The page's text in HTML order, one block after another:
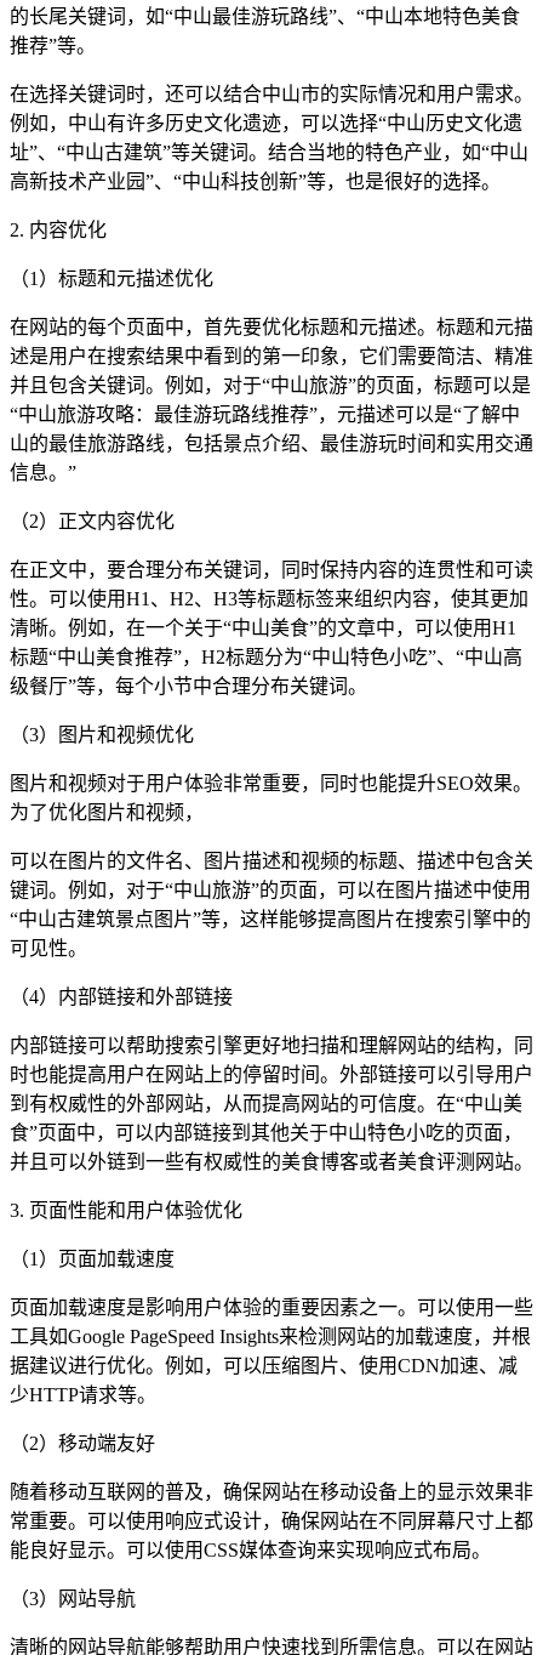
的长尾关键词，如“中山最佳游玩路线”、“中山本地特色美食
推荐”等。
在选择关键词时，还可以结合中山市的实际情况和用户需求。
例如，中山有许多历史文化遗迹，可以选择“中山历史文化遗
址”、“中山古建筑”等关键词。结合当地的特色产业，如“中山
高新技术产业园”、“中山科技创新”等，也是很好的选择。
2. 内容优化
（1）标题和元描述优化
在网站的每个页面中，首先要优化标题和元描述。标题和元描
述是用户在搜索结果中看到的第一印象，它们需要简洁、精准
并且包含关键词。例如，对于“中山旅游”的页面，标题可以是
“中山旅游攻略：最佳游玩路线推荐”，元描述可以是“了解中
山的最佳旅游路线，包括景点介绍、最佳游玩时间和实用交通
信息。”
（2）正文内容优化
在正文中，要合理分布关键词，同时保持内容的连贯性和可读
性。可以使用H1、H2、H3等标题标签来组织内容，使其更加
清晰。例如，在一个关于“中山美食”的文章中，可以使用H1
标题“中山美食推荐”，H2标题分为“中山特色小吃”、“中山高
级餐厅”等，每个小节中合理分布关键词。
（3）图片和视频优化
图片和视频对于用户体验非常重要，同时也能提升SEO效果。
为了优化图片和视频，
可以在图片的文件名、图片描述和视频的标题、描述中包含关
键词。例如，对于“中山旅游”的页面，可以在图片描述中使用
“中山古建筑景点图片”等，这样能够提高图片在搜索引擎中的
可见性。
（4）内部链接和外部链接
内部链接可以帮助搜索引擎更好地扫描和理解网站的结构，同
时也能提高用户在网站上的停留时间。外部链接可以引导用户
到有权威性的外部网站，从而提高网站的可信度。在“中山美
食”页面中，可以内部链接到其他关于中山特色小吃的页面，
并且可以外链到一些有权威性的美食博客或者美食评测网站。
3. 页面性能和用户体验优化
（1）页面加载速度
页面加载速度是影响用户体验的重要因素之一。可以使用一些
工具如Google PageSpeed Insights来检测网站的加载速度，并根
据建议进行优化。例如，可以压缩图片、使用CDN加速、减
少HTTP请求等。
（2）移动端友好
随着移动互联网的普及，确保网站在移动设备上的显示效果非
常重要。可以使用响应式设计，确保网站在不同屏幕尺寸上都
能良好显示。可以使用CSS媒体查询来实现响应式布局。
（3）网站导航
清晰的网站导航能够帮助用户快速找到所需信息。可以在网站